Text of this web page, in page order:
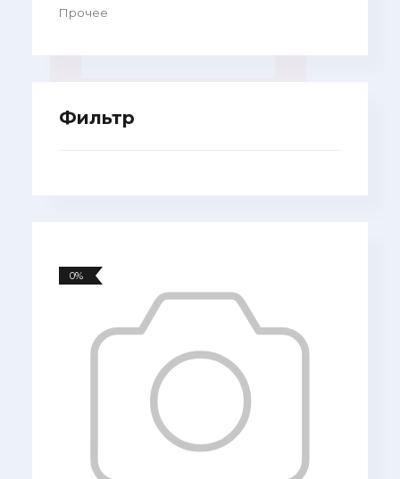
Прочее
Фильтр
0%